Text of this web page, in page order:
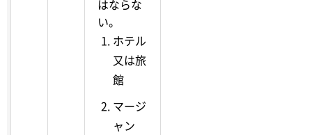
はならな
い。
ホテル
又は旅
館
マージ
ャン